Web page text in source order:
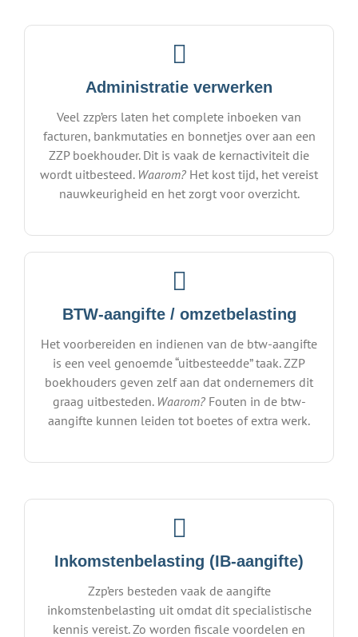
Administratie verwerken
Veel zzp’ers laten het complete inboeken van
facturen, bankmutaties en bonnetjes over aan een
ZZP boekhouder. Dit is vaak de kernactiviteit die
wordt uitbesteed. Waarom? Het kost tijd, het vereist
nauwkeurigheid en het zorgt voor overzicht.
BTW-aangifte / omzetbelasting
Het voorbereiden en indienen van de btw-aangifte
is een veel genoemde “uitbesteedde” taak. ZZP
boekhouders geven zelf aan dat ondernemers dit
graag uitbesteden. Waarom?Fouten in de btw-
aangifte kunnen leiden tot boetes of extra werk.
Inkomstenbelasting (IB-aangifte)
Zzp’ers besteden vaak de aangifte
inkomstenbelasting uit omdat dit specialistische
kennis vereist. Zo worden fiscale voordelen en